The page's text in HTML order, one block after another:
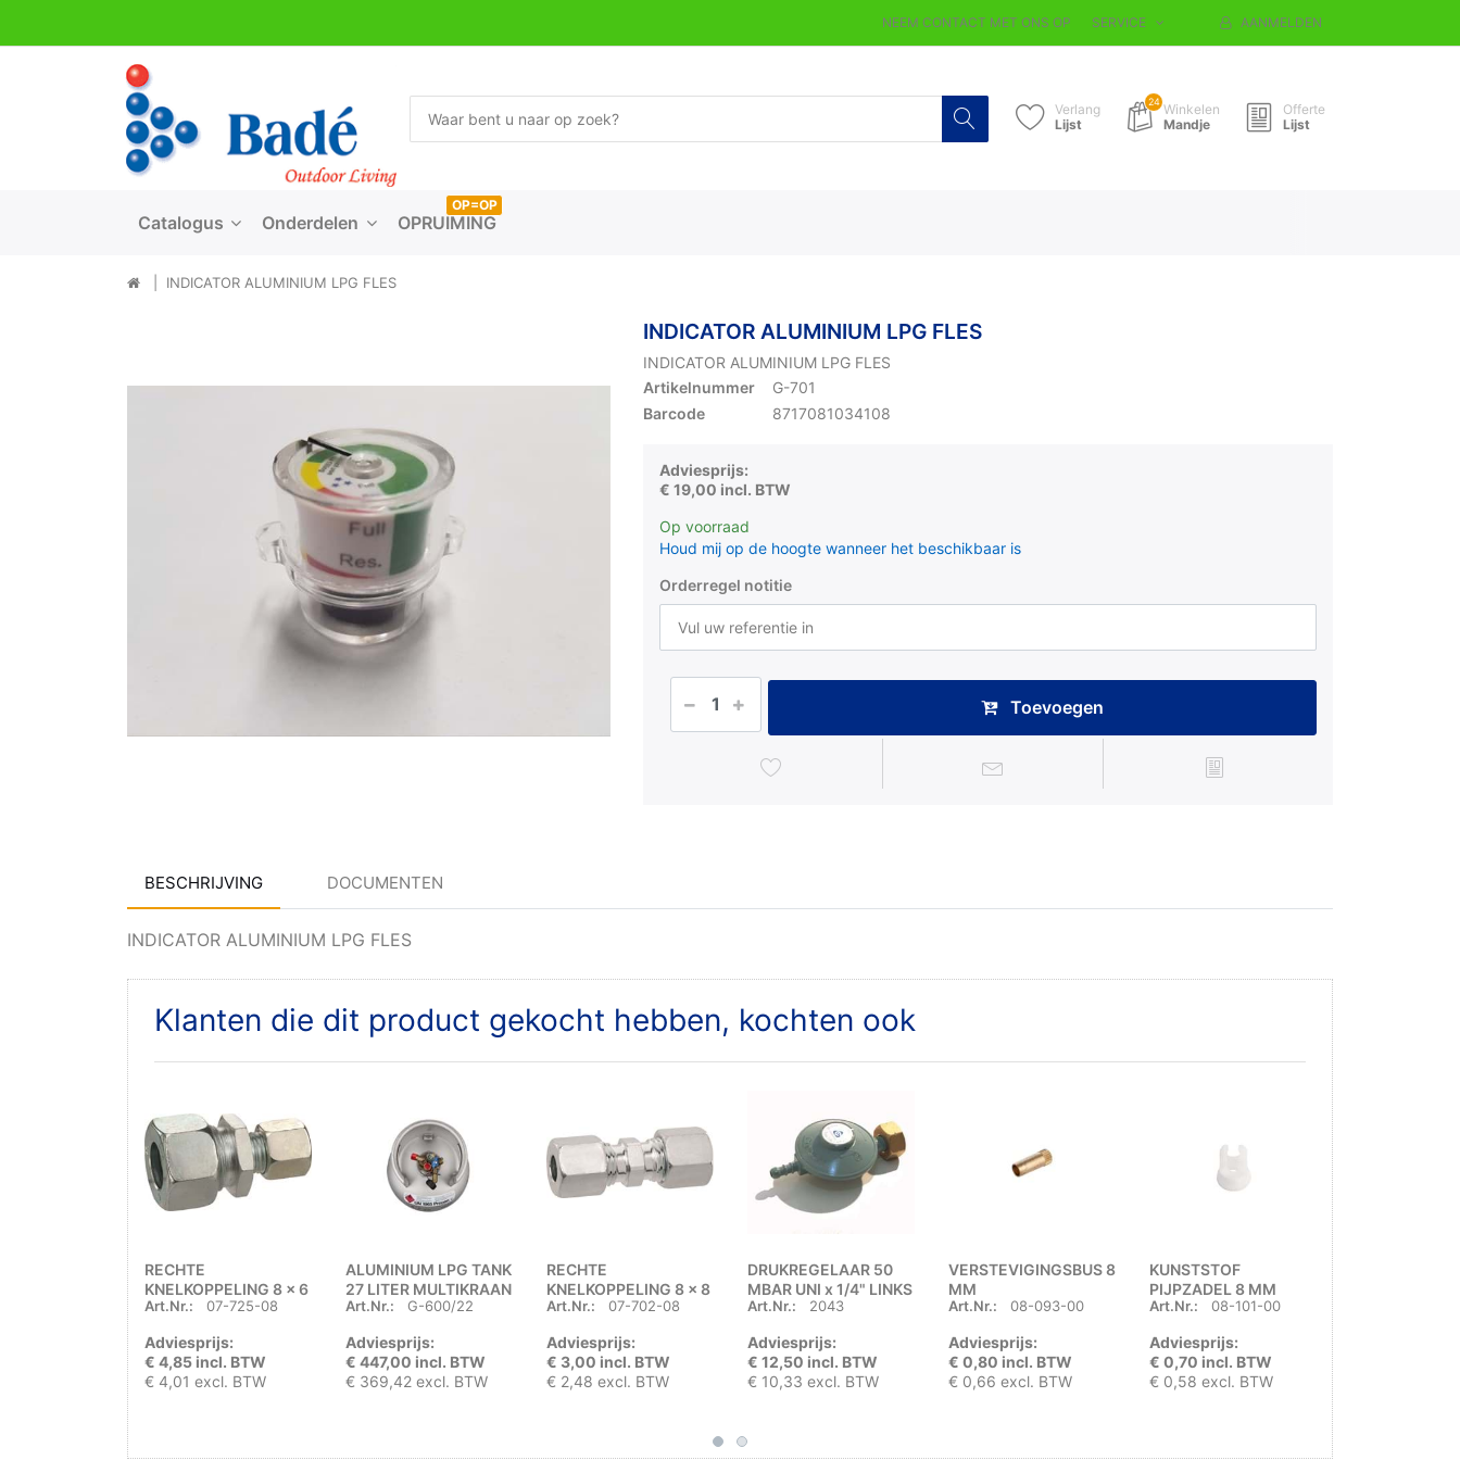
NEEM CONTACT MET ONS OP SERVICE AANMELDEN
Verlang
Lijst
24 Winkelen
Mandje
Offerte
Lijst
Catalogus Onderdelen OPRUIMING
OP=OP
INDICATOR ALUMINIUM LPG FLES
INDICATOR ALUMINIUM LPG FLES
INDICATOR ALUMINIUM LPG FLES
Artikelnummer
G-701
Barcode
8717081034108
Adviesprijs:
€ 19,00 incl. BTW
Op voorraad
Houd mij op de hoogte wanneer het beschikbaar is
Orderregel notitie
Toevoegen
BESCHRIJVING DOCUMENTEN
INDICATOR ALUMINIUM LPG FLES
Klanten die dit product gekocht hebben, kochten ook
RECHTE
KNELKOPPELING 8 x 6
MM
Art.Nr.: 07-725-08
Adviesprijs:
€ 4,85 incl. BTW
€ 4,01 excl. BTW
ALUMINIUM LPG TANK
27 LITER MULTIKRAAN
KNIE
Art.Nr.: G-600/22
Adviesprijs:
€ 447,00 incl. BTW
€ 369,42 excl. BTW
RECHTE
KNELKOPPELING 8 x 8
MM
Art.Nr.: 07-702-08
Adviesprijs:
€ 3,00 incl. BTW
€ 2,48 excl. BTW
DRUKREGELAAR 50
MBAR UNI x 1/4" LINKS
BUITENDRAAD
Art.Nr.: 2043
Adviesprijs:
€ 12,50 incl. BTW
€ 10,33 excl. BTW
VERSTEVIGINGSBUS 8
MM
Art.Nr.: 08-093-00
Adviesprijs:
€ 0,80 incl. BTW
€ 0,66 excl. BTW
KUNSTSTOF
PIJPZADEL 8 MM
Art.Nr.: 08-101-00
Adviesprijs:
€ 0,70 incl. BTW
€ 0,58 excl. BTW